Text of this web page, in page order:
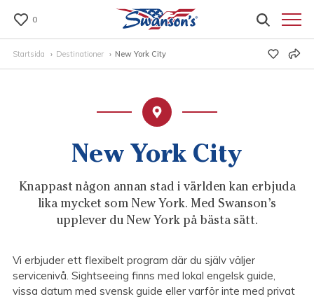
0
Startsida Destinationer New York City
New York City
Knappast någon annan stad i världen kan erbjuda
lika mycket som New York. Med Swanson’s
upplever du New York på bästa sätt.
Vi erbjuder ett flexibelt program där du själv väljer
servicenivå. Sightseeing finns med lokal engelsk guide,
vissa datum med svensk guide eller varför inte med privat